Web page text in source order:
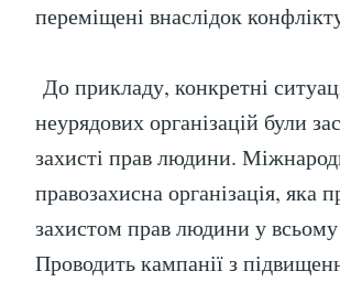
переміщені внаслідок
До прикладу, конкретні
неурядових організацій були
захисті прав людини.
правозахисна організація, яка
захистом прав людини у всьому
Проводить кампанії з